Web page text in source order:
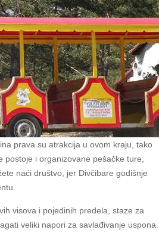
prava su atrakcija u ovom kraju, tako
i organizovane pešačke ture,
naći društvo, jer Divčibare godišnje
visova i pojedinih predela, staze za
veliki napori za savlađivanje uspona.